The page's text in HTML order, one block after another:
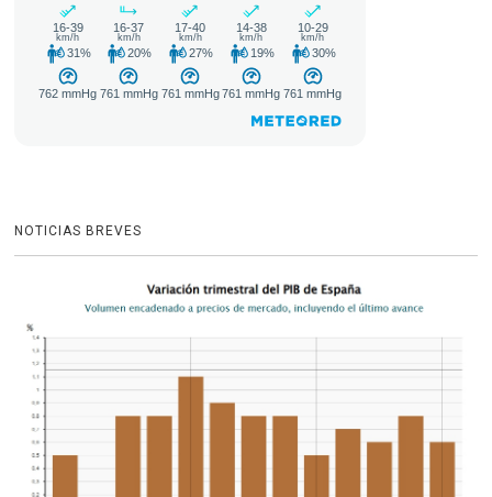
NOTICIAS BREVES